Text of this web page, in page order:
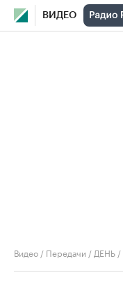
ВИДЕО
Видео / Передачи / ДЕНЬ /